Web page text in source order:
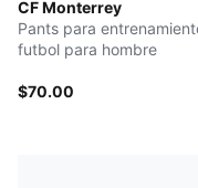
CF Monterrey
Pants para
futbol para hombre
$70.00